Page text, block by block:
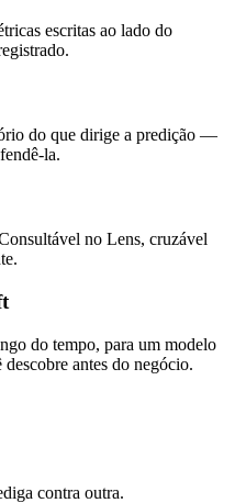
escritas ao lado do
do que dirige a predição —
la.
no Lens, cruzável
do tempo, para um modelo
antes do negócio.
contra outra.